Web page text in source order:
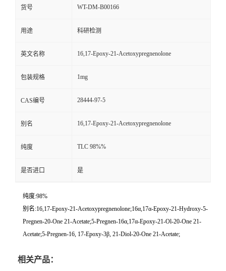
货号 WT-DM-B00166
用途 科研检测
英文名称 16,17-Epoxy-21-Acetoxypregnenolone
包装规格 1mg
CAS编号 28444-97-5
别名 16,17-Epoxy-21-Acetoxypregnenolone
纯度 TLC 98%%
是否进口 是
纯度:98%
别名:16,17-Epoxy-21-Acetoxypregnenolone;16α,17α-Epoxy-21-Hydroxy-5-
Pregnen-20-One 21-Acetate;5-Pregnen-16α,17α-Epoxy-21-Ol-20-One 21-
Acetate;5-Pregnen-16, 17-Epoxy-3β, 21-Diol-20-One 21-Acetate;
相关产品：